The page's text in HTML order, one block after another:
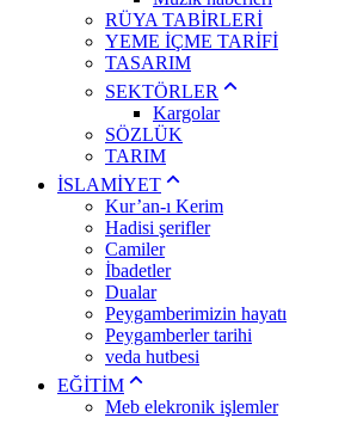
RÜYA TABİRLERİ
YEME İÇME TARİFİ
TASARIM
SEKTÖRLER
Kargolar
SÖZLÜK
TARIM
İSLAMİYET
Kur’an-ı Kerim
Hadisi şerifler
Camiler
İbadetler
Dualar
Peygamberimizin hayatı
Peygamberler tarihi
veda hutbesi
EĞİTİM
Meb elekronik işlemler